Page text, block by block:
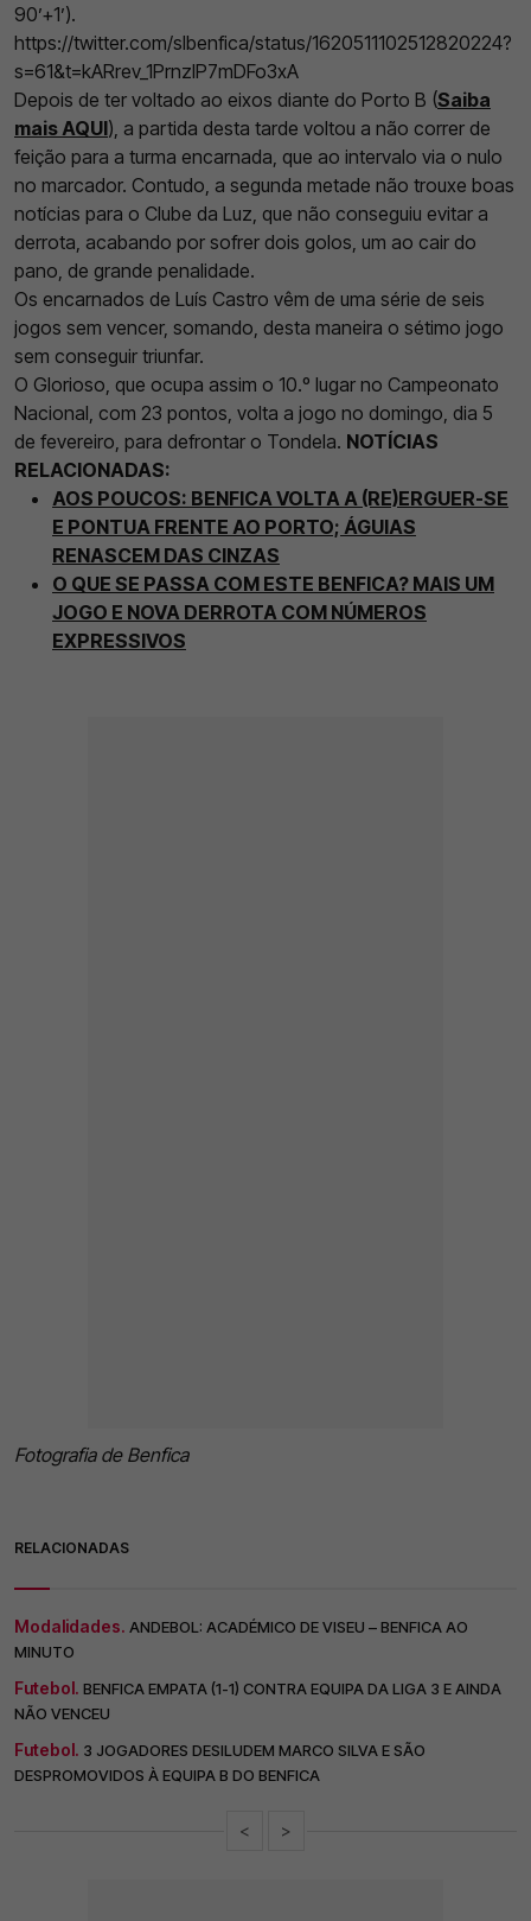
90’+1’).
https://twitter.com/slbenfica/status/1620511102512820224?
s=61&t=kARrev_1PrnzIP7mDFo3xA
Depois de ter voltado ao eixos diante do Porto B (Saiba
mais AQUI), a partida desta tarde voltou a não correr de
feição para a turma encarnada, que ao intervalo via o nulo
no marcador. Contudo, a segunda metade não trouxe boas
notícias para o Clube da Luz, que não conseguiu evitar a
derrota, acabando por sofrer dois golos, um ao cair do
pano, de grande penalidade.
Os encarnados de Luís Castro vêm de uma série de seis
jogos sem vencer, somando, desta maneira o sétimo jogo
sem conseguir triunfar.
O Glorioso, que ocupa assim o 10.º lugar no Campeonato
Nacional, com 23 pontos, volta a jogo no domingo, dia 5
de fevereiro, para defrontar o Tondela. NOTÍCIAS
RELACIONADAS:
AOS POUCOS: BENFICA VOLTA A (RE)ERGUER-SE
E PONTUA FRENTE AO PORTO; ÁGUIAS
RENASCEM DAS CINZAS
O QUE SE PASSA COM ESTE BENFICA? MAIS UM
JOGO E NOVA DERROTA COM NÚMEROS
EXPRESSIVOS
Fotografia de Benfica
RELACIONADAS
Modalidades. ANDEBOL: ACADÉMICO DE VISEU – BENFICA AO
MINUTO
Futebol. BENFICA EMPATA (1-1) CONTRA EQUIPA DA LIGA 3 E AINDA
NÃO VENCEU
Futebol. 3 JOGADORES DESILUDEM MARCO SILVA E SÃO
DESPROMOVIDOS À EQUIPA B DO BENFICA
< >